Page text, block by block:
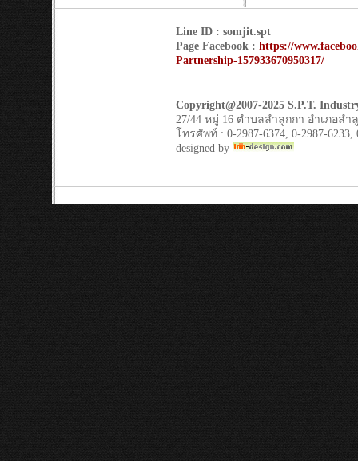
Line ID : somjit.spt
Page Facebook : https://
Partnership-157933670950317/
Copyright@2007-2025 S.P.T.
27/44 หมู่ 16 ตำบลลำลูกกา อำเภอลำ
โทรศัพท์ : 0-2987-6374, 0-2987-
designed by